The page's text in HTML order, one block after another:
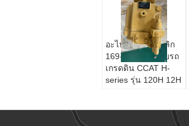
อะไหล่ปั๊มไฮดรอลิก
169-4882 สำหรับรถ
เกรดดิน CCAT H-
series รุ่น 120H 12H